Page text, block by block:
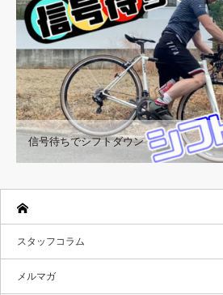
信号待ちでシフトダウン
スタッフコラム
メルマガ